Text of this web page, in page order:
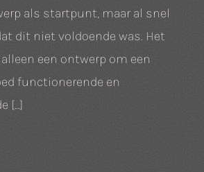
als startpunt, maar al snel
dit niet voldoende was. Het
een ontwerp om een
functionerende en
[…]